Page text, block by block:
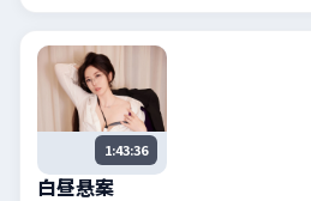
1:43:36
白昼悬案